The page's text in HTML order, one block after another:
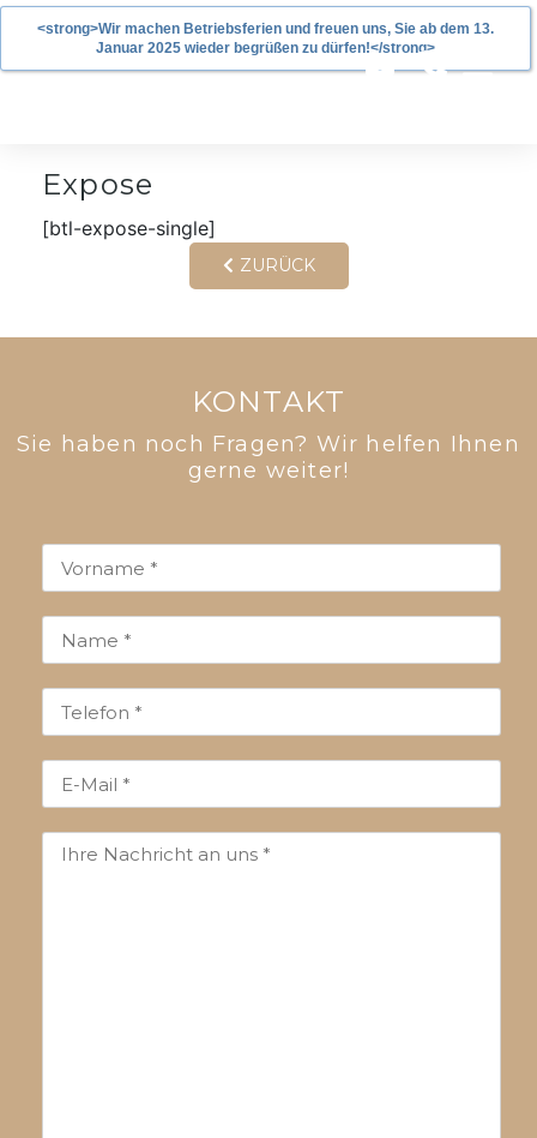
Expose
[btl-expose-single]
ZURÜCK
KONTAKT
Sie haben noch Fragen? Wir helfen Ihnen
gerne weiter!​
<strong>Wir machen Betriebsferien und freuen uns, Sie ab dem 13.
Januar 2025 wieder begrüßen zu dürfen!</strong>